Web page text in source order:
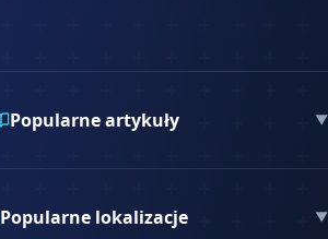
Popularne artykuły ▼
Popularne lokalizacje ▼